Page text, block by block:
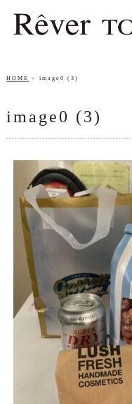
HOME image0 (3)
image0 (3)